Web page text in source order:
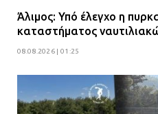
Άλιμος: Υπό έλεγχο η
καταστήματος
08.08.2026 | 01:25